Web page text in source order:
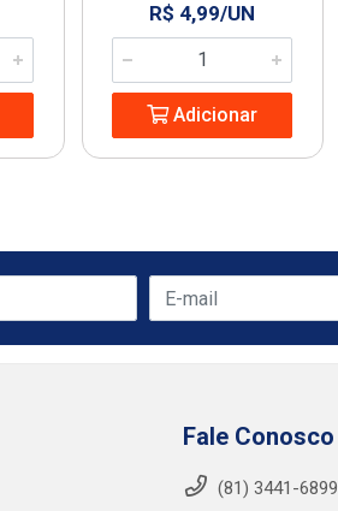
R$ 4,99/UN
Adicionar
Fale Conosco
(81) 3441-6899